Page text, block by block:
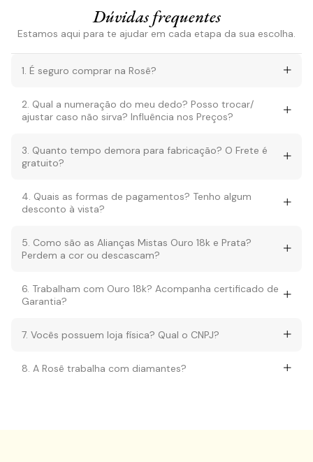
Dúvidas frequentes
Estamos aqui para te ajudar em cada etapa da sua escolha.
1. É seguro comprar na Rosê?
2. Qual a numeração do meu dedo? Posso trocar/
ajustar caso não sirva? Influência nos Preços?
3. Quanto tempo demora para fabricação? O Frete é
gratuito?
4. Quais as formas de pagamentos? Tenho algum
desconto à vista?
5. Como são as Alianças Mistas Ouro 18k e Prata?
Perdem a cor ou descascam?
6. Trabalham com Ouro 18k? Acompanha certificado de
Garantia?
7. Vocês possuem loja física? Qual o CNPJ?
8. A Rosê trabalha com diamantes?